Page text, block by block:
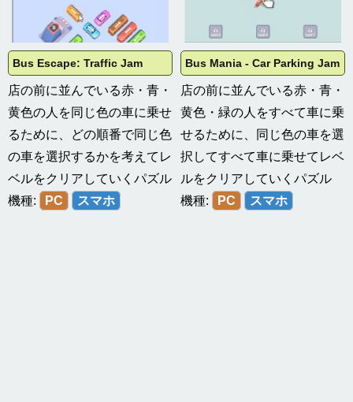
Bus Escape: Traffic Jam
店の前に並んでいる赤・青・
黄色の人を同じ色の車に乗せ
るために、どの順番で同じ色
の車を選択するかを考えてレ
ベルをクリアしていくパズル
機種:
PC スマホ
Bus Mania - Car Parking Jam
店の前に並んでいる赤・青・
黄色・緑の人をすべて車に乗
せるために、同じ色の車を選
択してすべて車に乗せてレベ
ルをクリアしていくパズル
機種:
PC スマホ